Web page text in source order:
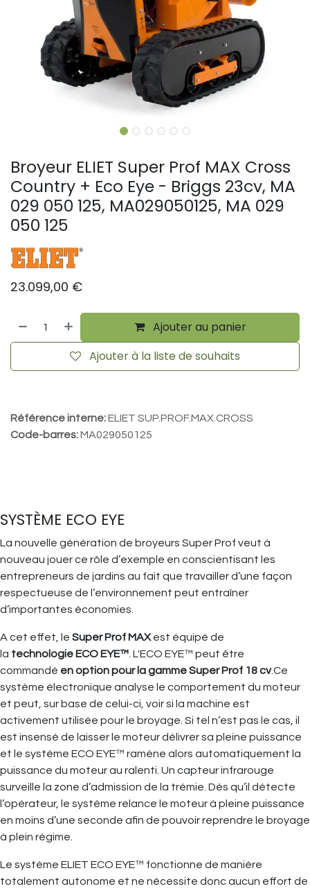
Broyeur ELIET Super Prof MAX Cross
Country + Eco Eye - Briggs 23cv, MA
029 050 125, MA029050125, MA 029
050 125
23.099,00 €
Ajouter au panier
Ajouter à la liste de souhaits
Référence interne:ELIET SUP.PROF.MAX.CROSS
Code-barres:MA029050125
SYSTÈME ECO EYE
La nouvelle génération de broyeurs Super Prof veut à
nouveau jouer ce rôle d’exemple en conscientisant les
entrepreneurs de jardins au fait que travailler d’une façon
respectueuse de l’environnement peut entraîner
d’importantes économies.
A cet effet, le Super Prof MAXest équipé de
la technologie ECO EYE™ . L'ECO EYE™ peut être
commandé en option pour la gamme Super Prof 18 cv.Ce
système électronique analyse le comportement du moteur
et peut, sur base de celui-ci, voir si la machine est
activement utilisée pour le broyage. Si tel n’est pas le cas, il
est insensé de laisser le moteur délivrer sa pleine puissance
et le système ECO EYE™ ramène alors automatiquement la
puissance du moteur au ralenti. Un capteur infrarouge
surveille la zone d’admission de la trémie. Dès qu’il détecte
l’opérateur, le système relance le moteur à pleine puissance
en moins d’une seconde afin de pouvoir reprendre le broyage
à plein régime.
Le système ELIET ECO EYE™ fonctionne de manière
totalement autonome et ne nécessite donc aucun effort de